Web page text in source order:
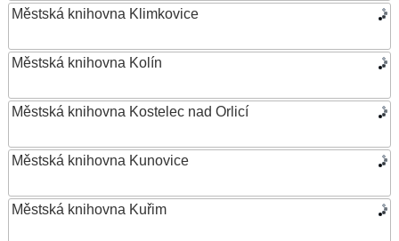
Městská knihovna Klimkovice
Městská knihovna Kolín
Městská knihovna Kostelec nad Orlicí
Městská knihovna Kunovice
Městská knihovna Kuřim